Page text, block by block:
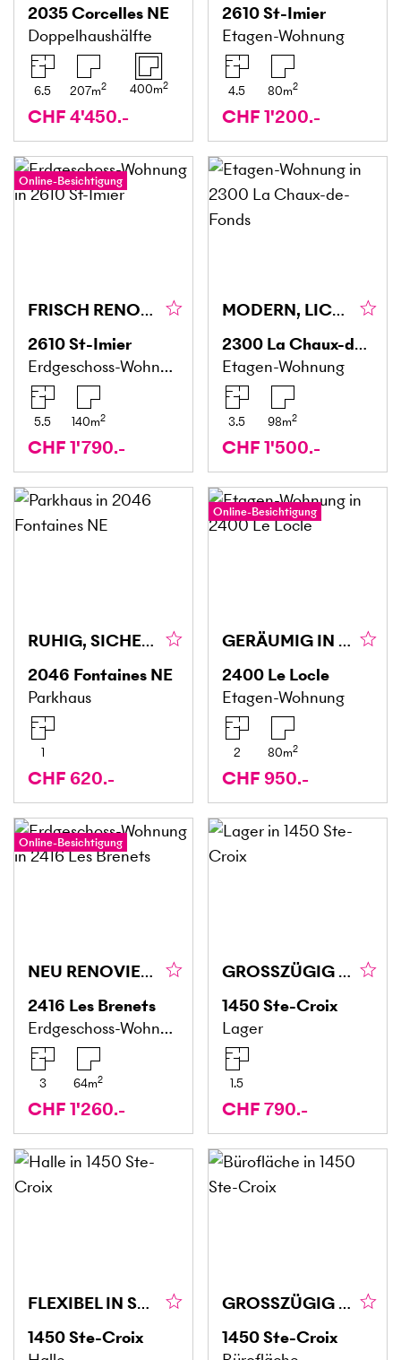
2035Corcelles NE
Doppelhaushälfte
6.5 207m2 400m2
CHF 4'450.-
2610St-Imier
Etagen-Wohnung
4.5 80m2
CHF 1'200.-
Online-Besichtigung
FRISCH RENOVIERT, LICHTDURCHFLUTET & GERÄUMIG
2610St-Imier
Erdgeschoss-Wohnung
5.5 140m2
CHF 1'790.-
MODERN, LICHTDURCHFLUTET & EINLADEND
2300 La Chaux-de-Fonds
Etagen-Wohnung
3.5 98m2
CHF 1'500.-
RUHIG, SICHER & GUT GELEGEN
2046 Fontaines NE
Parkhaus
1
CHF 620.-
Online-Besichtigung
GERÄUMIG IN RUHIGER GEGEND
2400 Le Locle
Etagen-Wohnung
2 80m2
CHF 950.-
Online-Besichtigung
NEU RENOVIERT - ABSOLUTE RUHE
2416 Les Brenets
Erdgeschoss-Wohnung
3 64m2
CHF 1'260.-
GROSSZÜGIG MIT POTENZIAL, INKLUSIVE EINSTELLBOX (3)
1450Ste-Croix
Lager
1.5
CHF 790.-
FLEXIBEL IN STRATEGISCHER LAGE (5)
1450Ste-Croix
GROSSZÜGIG UND VIELSEITIG NUTZBAR (6)
1450Ste-Croix